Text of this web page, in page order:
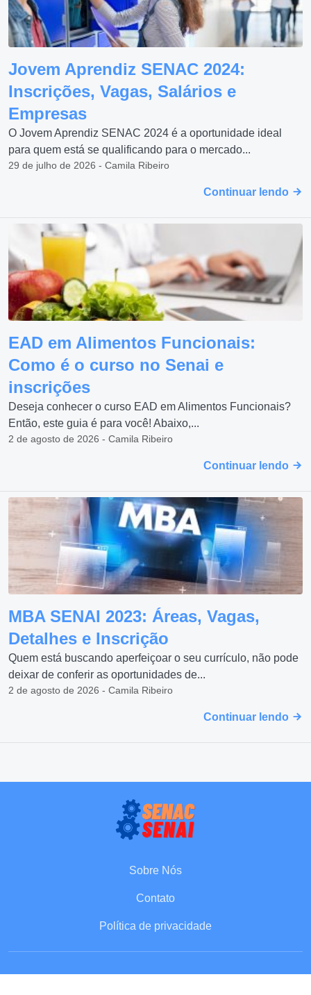
Jovem Aprendiz SENAC 2024:
Inscrições, Vagas, Salários e
Empresas
O Jovem Aprendiz SENAC 2024 é a oportunidade ideal
para quem está se qualificando para o mercado...
29 de julho de 2026 - Camila Ribeiro
Continuar lendo
EAD em Alimentos Funcionais:
Como é o curso no Senai e
inscrições
Deseja conhecer o curso EAD em Alimentos Funcionais?
Então, este guia é para você! Abaixo,...
2 de agosto de 2026 - Camila Ribeiro
Continuar lendo
MBA SENAI 2023: Áreas, Vagas,
Detalhes e Inscrição
Quem está buscando aperfeiçoar o seu currículo, não pode
deixar de conferir as oportunidades de...
2 de agosto de 2026 - Camila Ribeiro
Continuar lendo
Sobre Nós
Contato
Política de privacidade